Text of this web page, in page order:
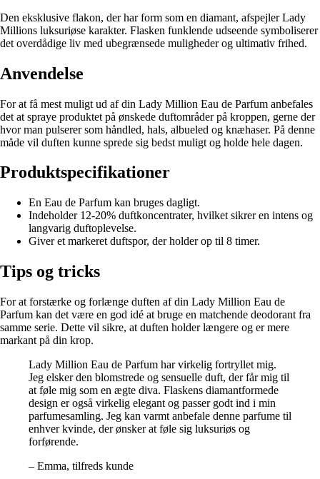
Den eksklusive flakon, der har form som en diamant, afspejler Lady
Millions luksuriøse karakter. Flasken funklende udseende symboliserer
det overdådige liv med ubegrænsede muligheder og ultimativ frihed.
Anvendelse
For at få mest muligt ud af din Lady Million Eau de Parfum anbefales
det at spraye produktet på ønskede duftområder på kroppen, gerne der
hvor man pulserer som håndled, hals, albueled og knæhaser. På denne
måde vil duften kunne sprede sig bedst muligt og holde hele dagen.
Produktspecifikationer
En Eau de Parfum kan bruges dagligt.
Indeholder 12-20% duftkoncentrater, hvilket sikrer en intens og
langvarig duftoplevelse.
Giver et markeret duftspor, der holder op til 8 timer.
Tips og tricks
For at forstærke og forlænge duften af din Lady Million Eau de
Parfum kan det være en god idé at bruge en matchende deodorant fra
samme serie. Dette vil sikre, at duften holder længere og er mere
markant på din krop.
Lady Million Eau de Parfum har virkelig fortryllet mig.
Jeg elsker den blomstrede og sensuelle duft, der får mig til
at føle mig som en ægte diva. Flaskens diamantformede
design er også virkelig elegant og passer godt ind i min
parfumesamling. Jeg kan varmt anbefale denne parfume til
enhver kvinde, der ønsker at føle sig luksuriøs og
forførende.
– Emma, tilfreds kunde